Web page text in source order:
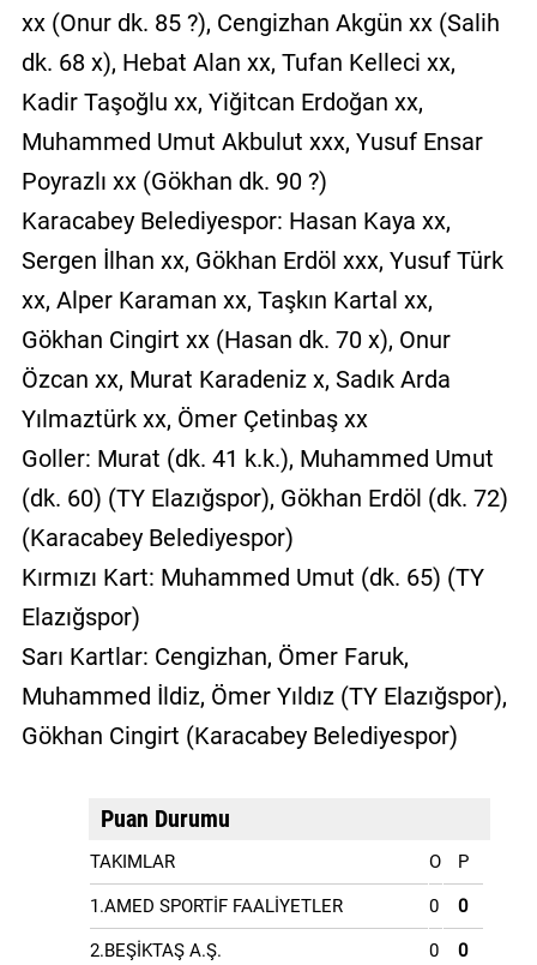
xx (Onur dk. 85 ?), Cengizhan Akgün xx (Salih
dk. 68 x), Hebat Alan xx, Tufan Kelleci xx,
Kadir Taşoğlu xx, Yiğitcan Erdoğan xx,
Muhammed Umut Akbulut xxx, Yusuf Ensar
Poyrazlı xx (Gökhan dk. 90 ?)
Karacabey Belediyespor: Hasan Kaya xx,
Sergen İlhan xx, Gökhan Erdöl xxx, Yusuf Türk
xx, Alper Karaman xx, Taşkın Kartal xx,
Gökhan Cingirt xx (Hasan dk. 70 x), Onur
Özcan xx, Murat Karadeniz x, Sadık Arda
Yılmaztürk xx, Ömer Çetinbaş xx
Goller: Murat (dk. 41 k.k.), Muhammed Umut
(dk. 60) (TY Elazığspor), Gökhan Erdöl (dk. 72)
(Karacabey Belediyespor)
Kırmızı Kart: Muhammed Umut (dk. 65) (TY
Elazığspor)
Sarı Kartlar: Cengizhan, Ömer Faruk,
Muhammed İldiz, Ömer Yıldız (TY Elazığspor),
Gökhan Cingirt (Karacabey Belediyespor)
Puan Durumu
TAKIMLAR O P
1.AMED SPORTİF FAALİYETLER 0 0
2.BEŞİKTAŞ A.Ş. 0 0